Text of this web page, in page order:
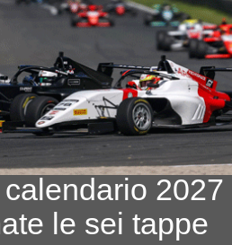
2027